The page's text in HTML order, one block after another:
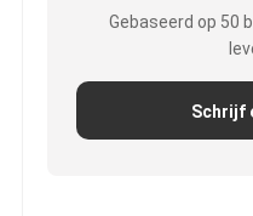
Gebaseerd op 50
Schrijf